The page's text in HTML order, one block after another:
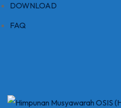
DOWNLOAD
FAQ